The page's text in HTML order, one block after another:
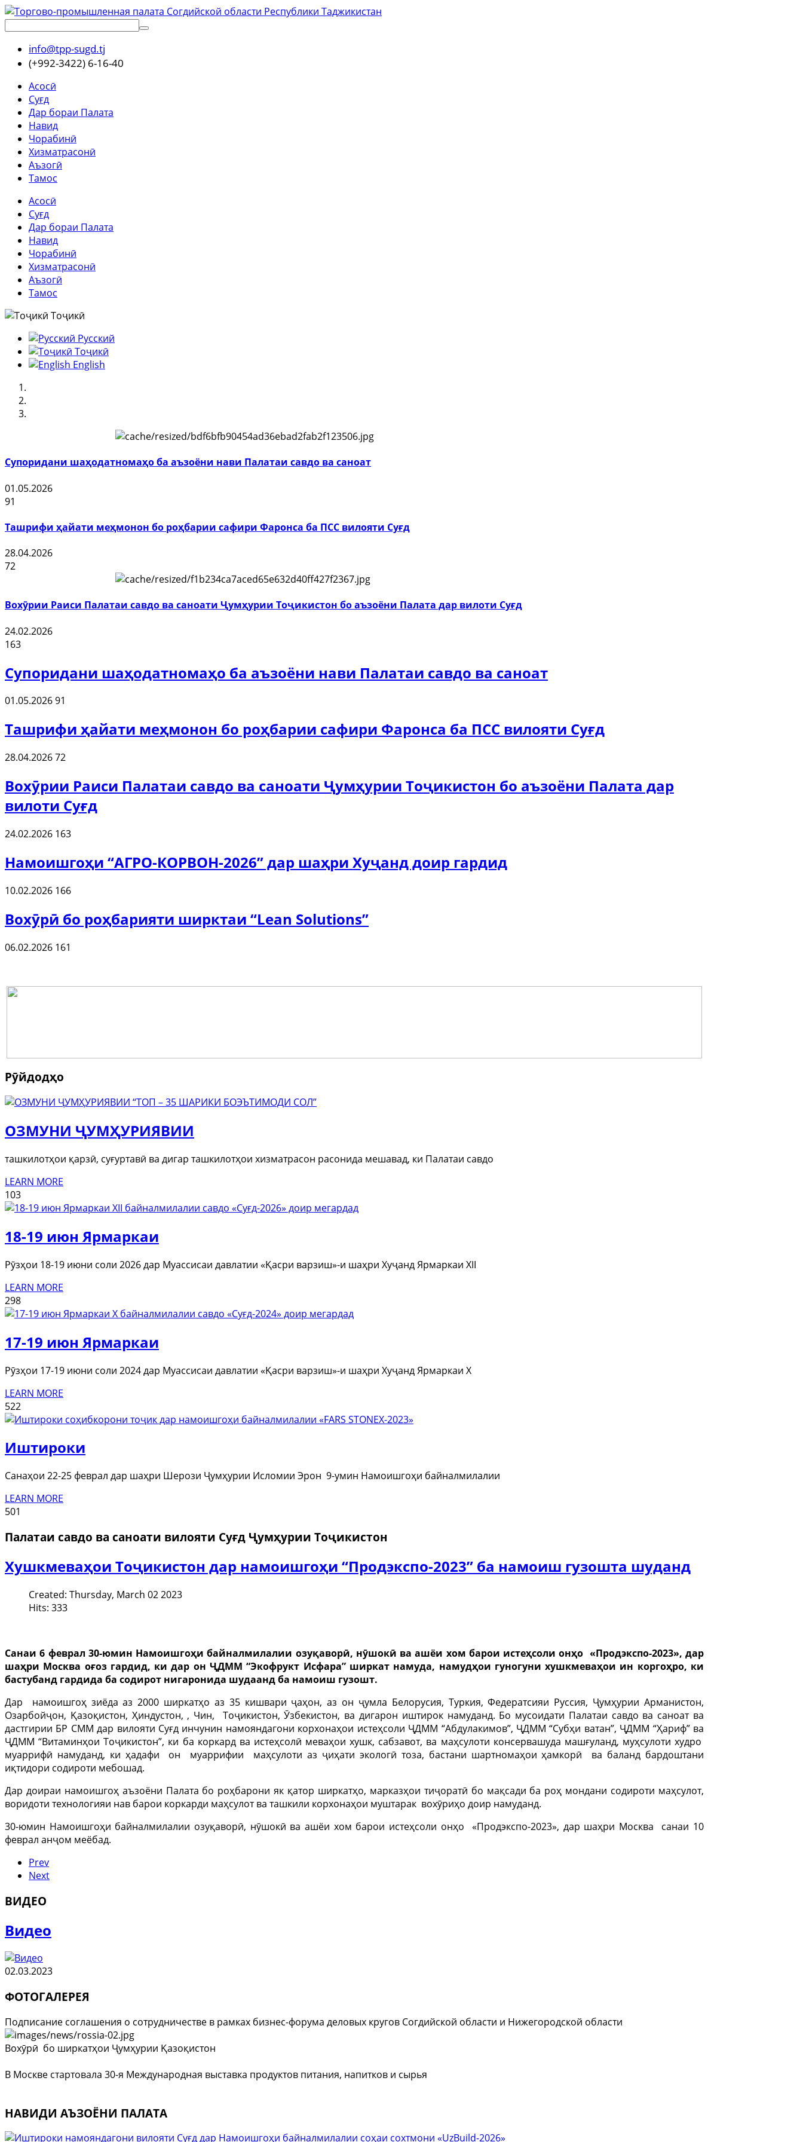
info@tpp-sugd.tj
(+992-3422) 6-16-40
Асосӣ
Суғд
Дар бораи Палата
Навид
Чорабинӣ
Хизматрасонӣ
Аъзогӣ
Тамос
Асосӣ
Суғд
Дар бораи Палата
Навид
Чорабинӣ
Хизматрасонӣ
Аъзогӣ
Тамос
Тоҷикӣ
Русский
Тоҷикӣ
English
Супоридани шаҳодатномаҳо ба аъзоёни нави Палатаи савдо ва саноат
01.05.2026
91
Ташрифи ҳайати меҳмонон бо роҳбарии сафири Фаронса ба ПСС вилояти Суғд
28.04.2026
72
Вохӯрии Раиси Палатаи савдо ва саноати Ҷумҳурии Тоҷикистон бо аъзоёни Палата дар вилоти Суғд
24.02.2026
163
Супоридани шаҳодатномаҳо ба аъзоёни нави Палатаи савдо ва саноат
01.05.202691
Ташрифи ҳайати меҳмонон бо роҳбарии сафири Фаронса ба ПСС вилояти Суғд
28.04.202672
Вохӯрии Раиси Палатаи савдо ва саноати Ҷумҳурии Тоҷикистон бо аъзоёни Палата дар
вилоти Суғд
24.02.2026 163
Намоишгоҳи “АГРО-КОРВОН-2026” дар шаҳри Хуҷанд доир гардид
10.02.2026 166
Вохӯрӣ бо роҳбарияти ширктаи “Lean Solutions”
06.02.2026 161
Рӯйдодҳо
ОЗМУНИ ҶУМҲУРИЯВИИ
ташкилотҳои қарзӣ, суғуртавӣ ва дигар ташкилотҳои хизматрасон расонида мешавад, ки Палатаи савдо
LEARN MORE
103
18-19 июн Ярмаркаи
Рӯзҳои 18-19 июни соли 2026 дар Муассисаи давлатии «Қасри варзиш»-и шаҳри Хуҷанд Ярмаркаи XII
LEARN MORE
298
17-19 июн Ярмаркаи
Рӯзҳои 17-19 июни соли 2024 дар Муассисаи давлатии «Қасри варзиш»-и шаҳри Хуҷанд Ярмаркаи X
LEARN MORE
522
Иштироки
Санаҳои 22-25 феврал дар шаҳри Шерози Ҷумҳурии Исломии Эрон 9-умин Намоишгоҳи байналмилалии
LEARN MORE
501
Палатаи савдо ва саноати вилояти Суғд Ҷумҳурии Тоҷикистон
Хушкмеваҳои Тоҷикистон дар намоишгоҳи “Продэкспо-2023” ба намоиш гузошта шуданд
Created: Thursday, March 02 2023
Hits: 333
Санаи 6 феврал 30-юмин Намоишгоҳи байналмилалии озуқаворӣ, нӯшокӣ ва ашёи хом барои истеҳсоли онҳо «Продэкспо-2023», дар
шаҳри Москва оғоз гардид, ки дар он ҶДММ “Экофрукт Исфара” ширкат намуда, намудҳои гуногуни хушкмеваҳои ин коргоҳро, ки
бастубанд гардида ба содирот нигаронида шудаанд ба намоиш гузошт.
Дар намоишгоҳ зиёда аз 2000 ширкатҳо аз 35 кишвари ҷаҳон, аз он ҷумла Белорусия, Туркия, Федератсияи Руссия, Ҷумҳурии Арманистон,
Озарбойҷон, Қазоқистон, Ҳиндустон, , Чин, Тоҷикистон, Ӯзбекистон, ва дигарон иштирок намуданд. Бо мусоидати Палатаи савдо ва саноат ва
дастгирии БР СММ дар вилояти Суғд инчунин намояндагони корхонаҳои истеҳсоли ҶДММ “Абдулакимов”, ҶДММ “Субҳи ватан”, ҶДММ “Ҳариф” ва
ҶДММ “Витаминҳои Тоҷикистон”, ки ба коркард ва истеҳсолӣ меваҳои хушк, сабзавот, ва маҳсулоти консервашуда машғуланд, муҳсулоти худро
муаррифӣ намуданд, ки ҳадафи он муаррифии маҳсулоти аз ҷиҳати экологӣ тоза, бастани шартномаҳои ҳамкорӣ ва баланд бардоштани
иқтидори содироти мебошад.
Дар доираи намоишгоҳ аъзоёни Палата бо роҳбарони як қатор ширкатҳо, марказҳои тиҷоратӣ бо мақсади ба роҳ мондани содироти маҳсулот,
воридоти технологияи нав барои коркарди маҳсулот ва ташкили корхонаҳои муштарак вохӯриҳо доир намуданд.
30-юмин Намоишгоҳи байналмилалии озуқаворӣ, нӯшокӣ ва ашёи хом барои истеҳсоли онҳо «Продэкспо-2023», дар шаҳри Москва санаи 10
феврал анҷом меёбад.
Prev
Next
ВИДЕО
Видео
02.03.2023
ФОТОГАЛЕРЕЯ
Подписание соглашения о сотрудничестве в рамках бизнес-форума деловых кругов Согдийской области и Нижегородской области
Вохӯрӣ бо ширкатҳои Ҷумҳурии Қазоқистон
В Москве стартовала 30-я Международная выставка продуктов питания, напитков и сырья
НАВИДИ АЪЗОЁНИ ПАЛАТА